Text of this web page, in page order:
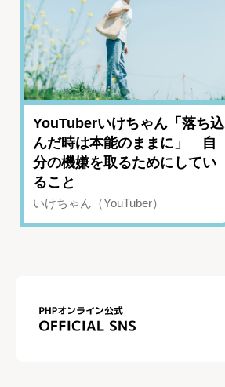
YouTuberいけちゃん「落ち込
んだ時は本能のままに」 自
分の機嫌を取るためにしてい
ること
いけちゃん（YouTuber）